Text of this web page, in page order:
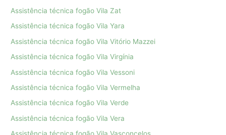
Assistência técnica fogão Vila Zat
Assistência técnica fogão Vila Yara
Assistência técnica fogão Vila Vitório Mazzei
Assistência técnica fogão Vila Virgínia
Assistência técnica fogão Vila Vessoni
Assistência técnica fogão Vila Vermelha
Assistência técnica fogão Vila Verde
Assistência técnica fogão Vila Vera